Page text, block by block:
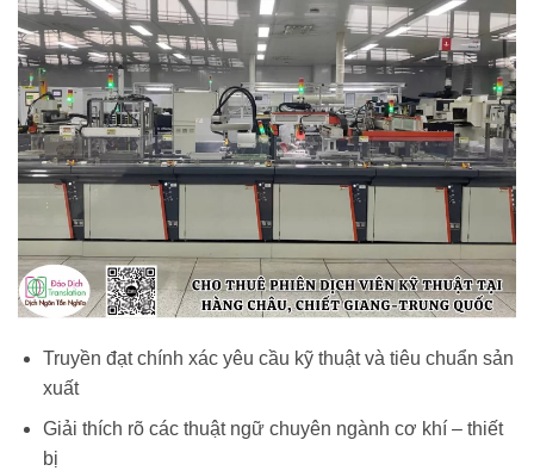
Truyền đạt chính xác yêu cầu kỹ thuật và tiêu chuẩn sản
xuất
Giải thích rõ các thuật ngữ chuyên ngành cơ khí – thiết
bị